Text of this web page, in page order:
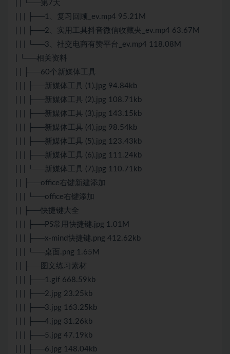
| | └──第7天
| | | ├──1、复习回顾_ev.mp4 95.21M
| | | ├──2、实用工具抖音微信收藏夹_ev.mp4 63.67M
| | | └──3、社交电商有赞平台_ev.mp4 118.08M
| └──相关资料
| | ├──60个新媒体工具
| | | ├──新媒体工具 (1).jpg 94.84kb
| | | ├──新媒体工具 (2).jpg 108.71kb
| | | ├──新媒体工具 (3).jpg 143.15kb
| | | ├──新媒体工具 (4).jpg 98.54kb
| | | ├──新媒体工具 (5).jpg 123.43kb
| | | ├──新媒体工具 (6).jpg 111.24kb
| | | └──新媒体工具 (7).jpg 110.71kb
| | ├──office右键新建添加
| | | └──office右键添加
| | ├──快捷键大全
| | | ├──PS常用快捷键.jpg 1.01M
| | | ├──x-mind快捷键.png 412.62kb
| | | └──桌面.png 1.65M
| | ├──图文练习素材
| | | ├──1.gif 668.59kb
| | | ├──2.jpg 23.25kb
| | | ├──3.jpg 163.25kb
| | | ├──4.jpg 31.26kb
| | | ├──5.jpg 47.19kb
| | | ├──6.jpg 148.04kb